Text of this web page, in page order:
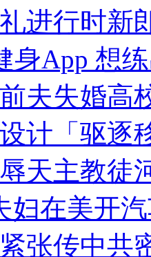
进行时新
身App 想
夫失婚高
计「驱逐
天主教徒
妇在美开
张传中共